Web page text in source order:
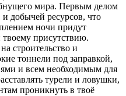
мира. Первым делом
добычей ресурсов, что
ночи придут
присутствию.
строительство и
тоннели под заправкой,
и всем необходимым для
турели и ловушки,
проникнуть в твоё